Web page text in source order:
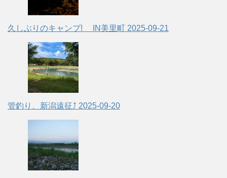
久しぶりのキャンプ! IN美里町 2025-09-21
管釣り、新潟遠征⤴ 2025-09-20